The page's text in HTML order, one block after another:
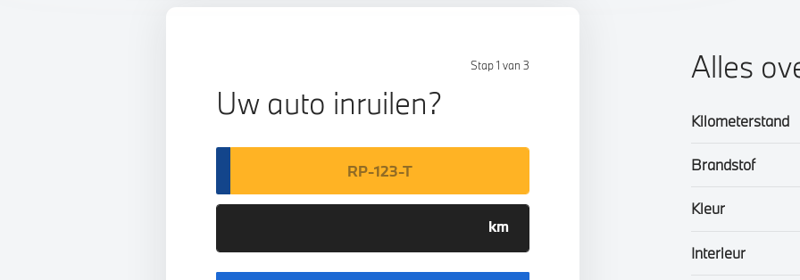
Stap 1 van 3
Uw auto inruilen?
Alles
Kilometerstand
Brandstof
Kleur
Interieur